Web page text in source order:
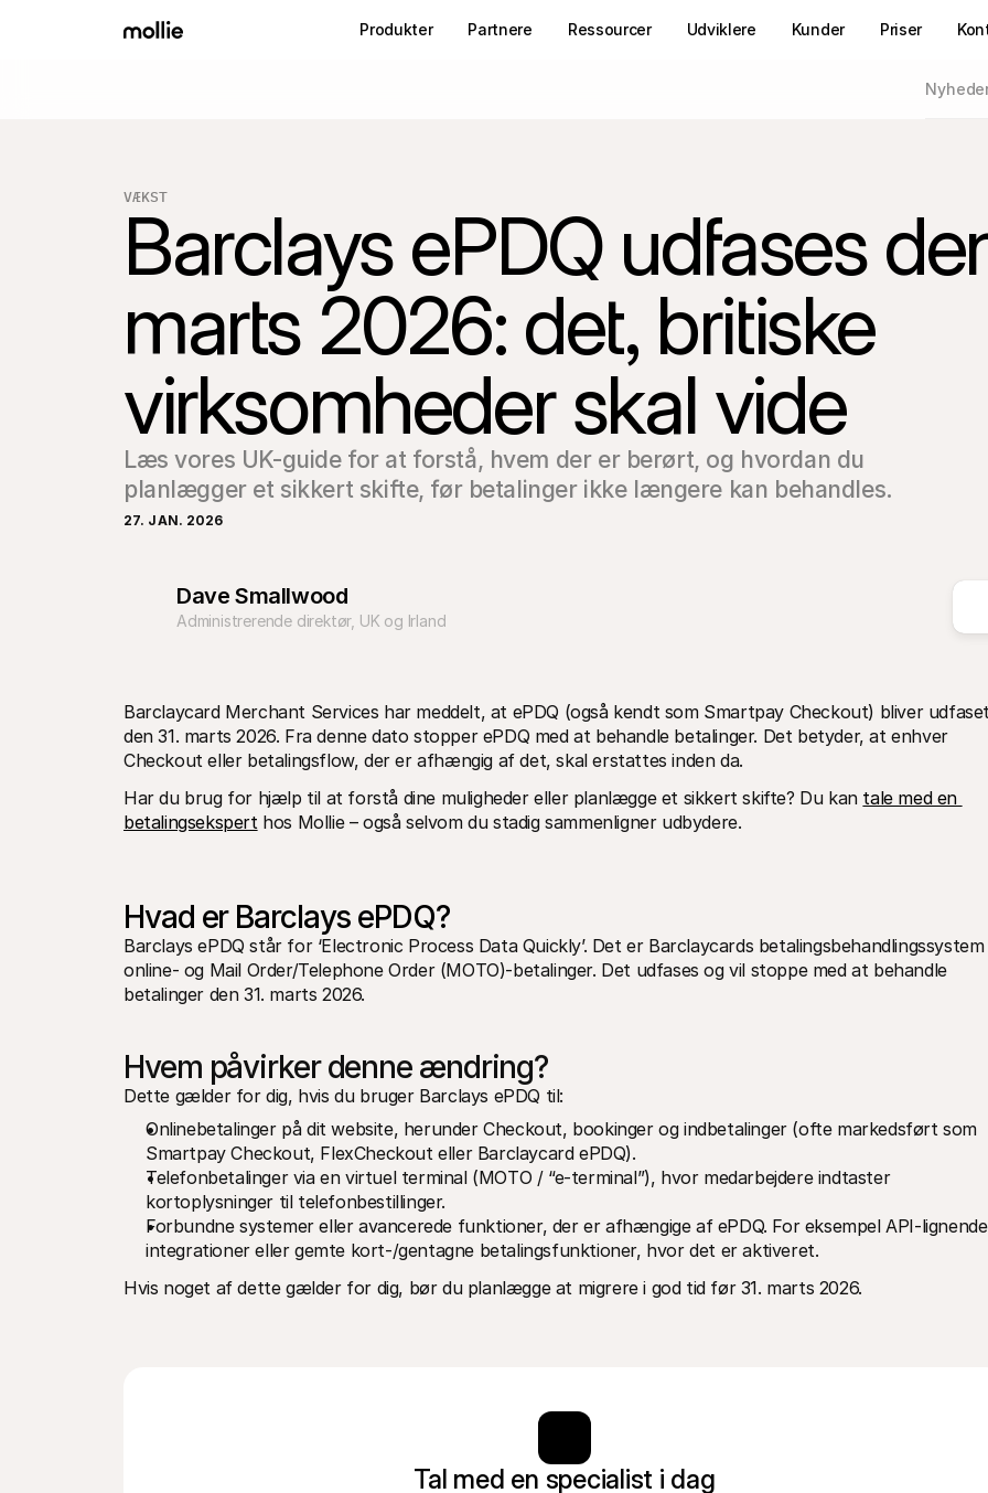
Produkter Partnere Ressourcer Udviklere Kunder Priser
VÆKST
Barclays ePDQ udfases
marts 2026: det, britiske
virksomheder skal vide
Læs vores UK-guide for at forstå, hvem der er berørt, og hvordan du
planlægger et sikkert skifte, før betalinger ikke længere kan behandles.
27. JAN. 2026
Dave Smallwood
Administrerende direktør, UK og Irland
Barclaycard Merchant Services har meddelt, at ePDQ (også kendt som Smartpay Checkout) bliver
den 31. marts 2026. Fra denne dato stopper ePDQ med at behandle betalinger. Det betyder, at enhver
Checkout eller betalingsflow, der er afhængig af det, skal erstattes inden da.
Har du brug for hjælp til at forstå dine muligheder eller planlægge et sikkert skifte? Du kan tale med en
betalingsekspert hos Mollie – også selvom du stadig sammenligner udbydere.
Hvad er Barclays ePDQ?
Barclays ePDQ står for ‘Electronic Process Data Quickly’. Det er Barclaycards
online- og Mail Order/Telephone Order (MOTO)-betalinger. Det udfases og vil stoppe med at behandle
betalinger den 31. marts 2026.
Hvem påvirker denne ændring?
Dette gælder for dig, hvis du bruger Barclays ePDQ til:
Onlinebetalinger på dit website, herunder Checkout, bookinger og indbetalinger (ofte markedsført som
Smartpay Checkout, FlexCheckout eller Barclaycard ePDQ).
Telefonbetalinger via en virtuel terminal (MOTO / “e-terminal”), hvor medarbejdere indtaster
kortoplysninger til telefonbestillinger.
Forbundne systemer eller avancerede funktioner, der er afhængige af ePDQ. For eksempel API-lignende
integrationer eller gemte kort-/gentagne betalingsfunktioner, hvor det er aktiveret.
Hvis noget af dette gælder for dig, bør du planlægge at migrere i god tid før 31. marts 2026.
Tal med en specialist i dag